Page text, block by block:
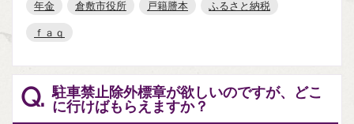
年金
倉敷市役所 戸籍謄本
ふるさと納税
ｆａｑ
Q. 駐車禁止除外標章が欲しいのですが、どこ
に行けばもらえますか？